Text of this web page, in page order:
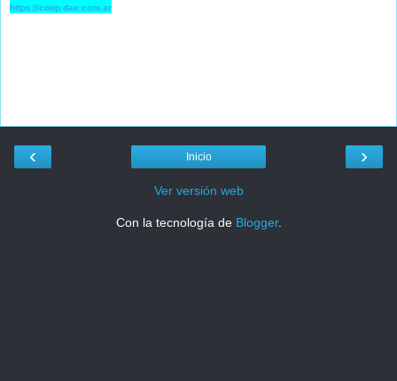
https://coop.dae.com.ar
‹ ›
Inicio
Ver versión web
Con la tecnología de Blogger.